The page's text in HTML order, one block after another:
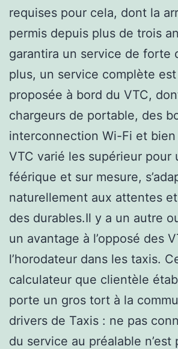
requises pour cela, dont la
permis depuis plus de trois
garantira un service de forte
plus, un service complète
proposée à bord du VTC,
chargeurs de portable, des
interconnection Wi-Fi et bien
VTC varié les supérieur pour
féérique et sur mesure,
naturellement aux attentes
des durables.Il y a un autre
un avantage à l’opposé des
l’horodateur dans les taxis.
calculateur que clientèle
porte un gros tort à la
drivers de Taxis : ne pas
du service au préalable n’est